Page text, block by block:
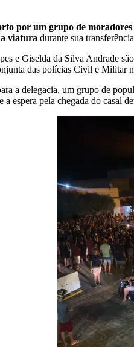
por um grupo de moradores
viatura durante sua
e Giselda da Silva Andrade
das polícias Civil e Militar
a delegacia, um grupo de
espera pela chegada do casal